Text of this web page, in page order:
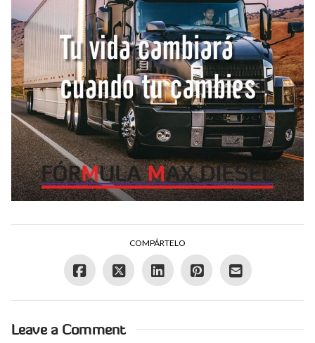
COMPÁRTELO
Leave a Comment